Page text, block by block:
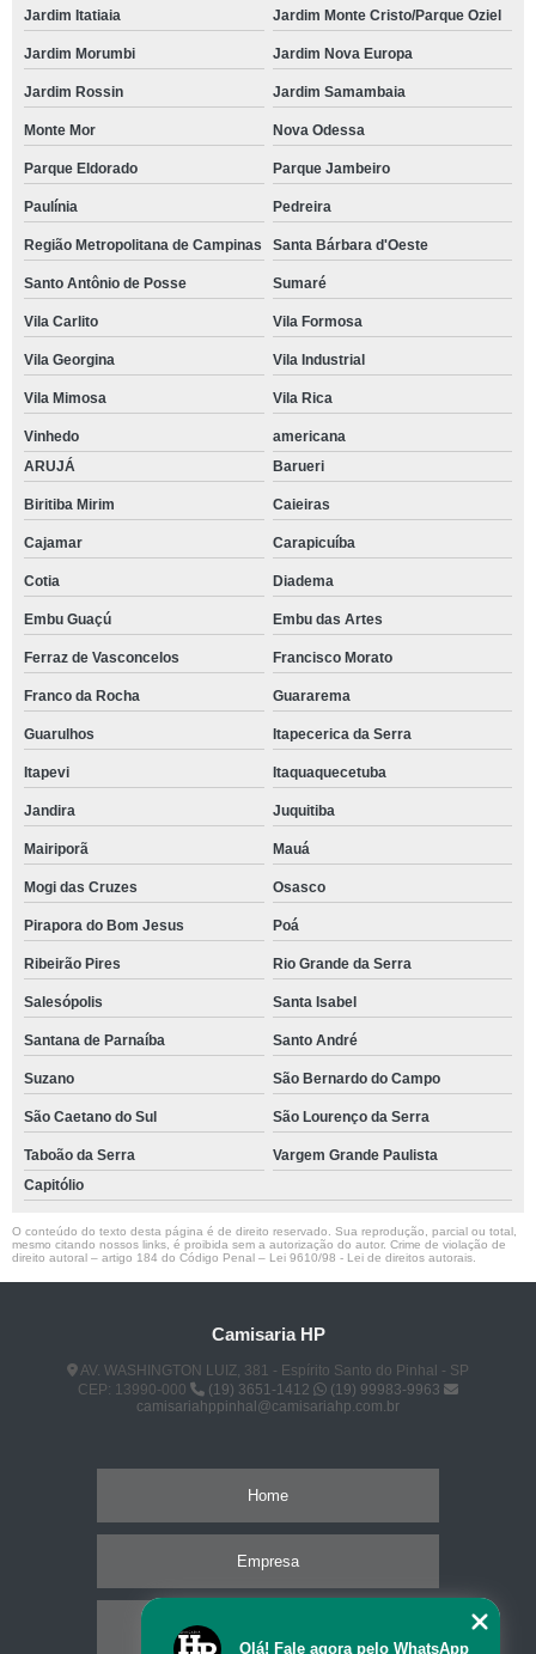
Jardim Itatiaia Jardim Monte Cristo/Parque Oziel
Jardim Morumbi Jardim Nova Europa
Jardim Rossin Jardim Samambaia
Monte Mor Nova Odessa
Parque Eldorado Parque Jambeiro
Paulínia Pedreira
Região Metropolitana de Campinas Santa Bárbara d'Oeste
Santo Antônio de Posse Sumaré
Vila Carlito Vila Formosa
Vila Georgina Vila Industrial
Vila Mimosa Vila Rica
Vinhedo
americana
ARUJÁ
Barueri
Biritiba Mirim Caieiras
Cajamar Carapicuíba
Cotia Diadema
Embu Guaçú Embu das Artes
Ferraz de Vasconcelos Francisco Morato
Franco da Rocha Guararema
Guarulhos Itapecerica da Serra
Itapevi Itaquaquecetuba
Jandira Juquitiba
Mairiporã Mauá
Mogi das Cruzes Osasco
Pirapora do Bom Jesus Poá
Ribeirão Pires Rio Grande da Serra
Salesópolis Santa Isabel
Santana de Parnaíba Santo André
Suzano São Bernardo do Campo
São Caetano do Sul São Lourenço da Serra
Taboão da Serra
Vargem Grande Paulista
Capitólio
O conteúdo do texto desta página é de direito reservado. Sua reprodução, parcial ou total,
mesmo citando nossos links, é proibida sem a autorização do autor. Crime de violação de
direito autoral – artigo 184 do Código Penal – Lei 9610/98 - Lei de direitos autorais
Camisaria HP
AV. WASHINGTON LUIZ, 381 - Espírito Santo do Pinhal - SP
CEP: 13990-000
(19) 3651-1412
(19) 99983-9963
camisariahppinhal@camisariahp.com.br
Home
Empresa
Olá! Fale agora pelo WhatsApp